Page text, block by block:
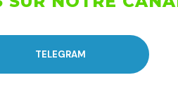
TELEGRAM